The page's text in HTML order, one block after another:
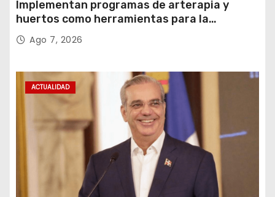
Implementan programas de arterapia y
huertos como herramientas para la
recuperación y la inclusión social
Ago 7, 2026
ACTUALIDAD